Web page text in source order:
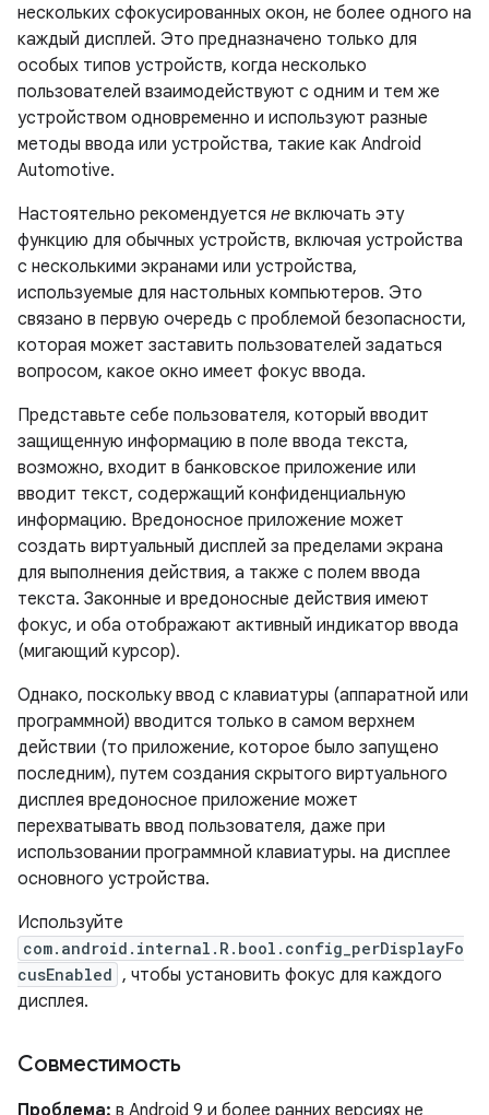
нескольких сфокусированных окон, не более одного на
каждый дисплей. Это предназначено только для
особых типов устройств, когда несколько
пользователей взаимодействуют с одним и тем же
устройством одновременно и используют разные
методы ввода или устройства, такие как Android
Automotive.
Настоятельно рекомендуется не включать эту
функцию для обычных устройств, включая устройства
с несколькими экранами или устройства,
используемые для настольных компьютеров. Это
связано в первую очередь с проблемой безопасности,
которая может заставить пользователей задаться
вопросом, какое окно имеет фокус ввода.
Представьте себе пользователя, который вводит
защищенную информацию в поле ввода текста,
возможно, входит в банковское приложение или
вводит текст, содержащий конфиденциальную
информацию. Вредоносное приложение может
создать виртуальный дисплей за пределами экрана
для выполнения действия, а также с полем ввода
текста. Законные и вредоносные действия имеют
фокус, и оба отображают активный индикатор ввода
(мигающий курсор).
Однако, поскольку ввод с клавиатуры (аппаратной или
программной) вводится только в самом верхнем
действии (то приложение, которое было запущено
последним), путем создания скрытого виртуального
дисплея вредоносное приложение может
перехватывать ввод пользователя, даже при
использовании программной клавиатуры. на дисплее
основного устройства.
Используйте
com.android.internal.R.bool.config_perDisplayFo
cusEnabled , чтобы установить фокус для каждого
дисплея.
Совместимость
Проблема: в Android 9 и более ранних версиях не